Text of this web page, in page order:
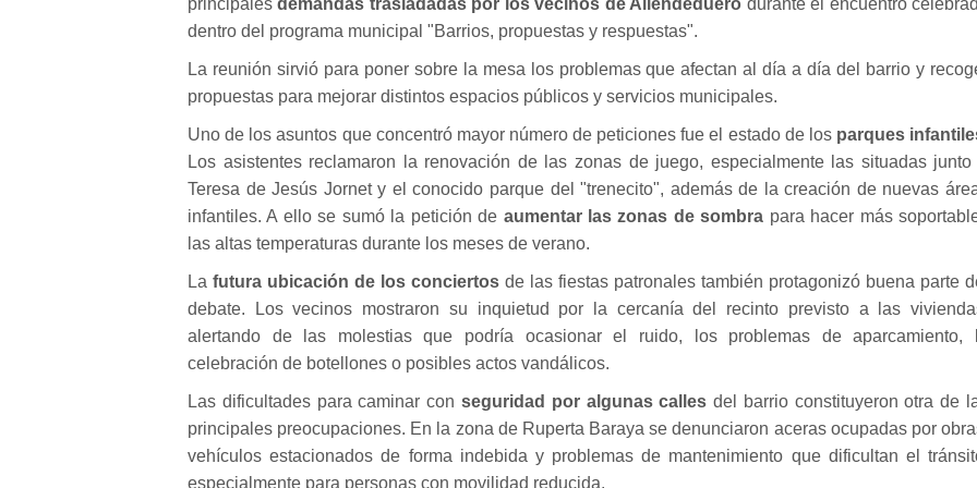
principales demandas trasladadas por los vecinos de Allendeduero durante el encuentro
dentro del programa municipal "Barrios, propuestas y respuestas".
La reunión sirvió para poner sobre la mesa los problemas que afectan al día a día del barrio y
propuestas para mejorar distintos espacios públicos y servicios municipales.
Uno de los asuntos que concentró mayor número de peticiones fue el estado de los parques
Los asistentes reclamaron la renovación de las zonas de juego, especialmente las situadas junto
Teresa de Jesús Jornet y el conocido parque del "trenecito", además de la creación de nuevas
infantiles. A ello se sumó la petición de aumentar las zonas de sombra para hacer más
las altas temperaturas durante los meses de verano.
La futura ubicación de los conciertos de las fiestas patronales también protagonizó buena parte
debate. Los vecinos mostraron su inquietud por la cercanía del recinto previsto a las
alertando de las molestias que podría ocasionar el ruido, los problemas de aparcamiento,
celebración de botellones o posibles actos vandálicos.
Las dificultades para caminar con seguridad por algunas callesdel barrio constituyeron otra de
principales preocupaciones. En la zona de Ruperta Baraya se denunciaron aceras ocupadas por
vehículos estacionados de forma indebida y problemas de mantenimiento que dificultan el
especialmente para personas con movilidad reducida.